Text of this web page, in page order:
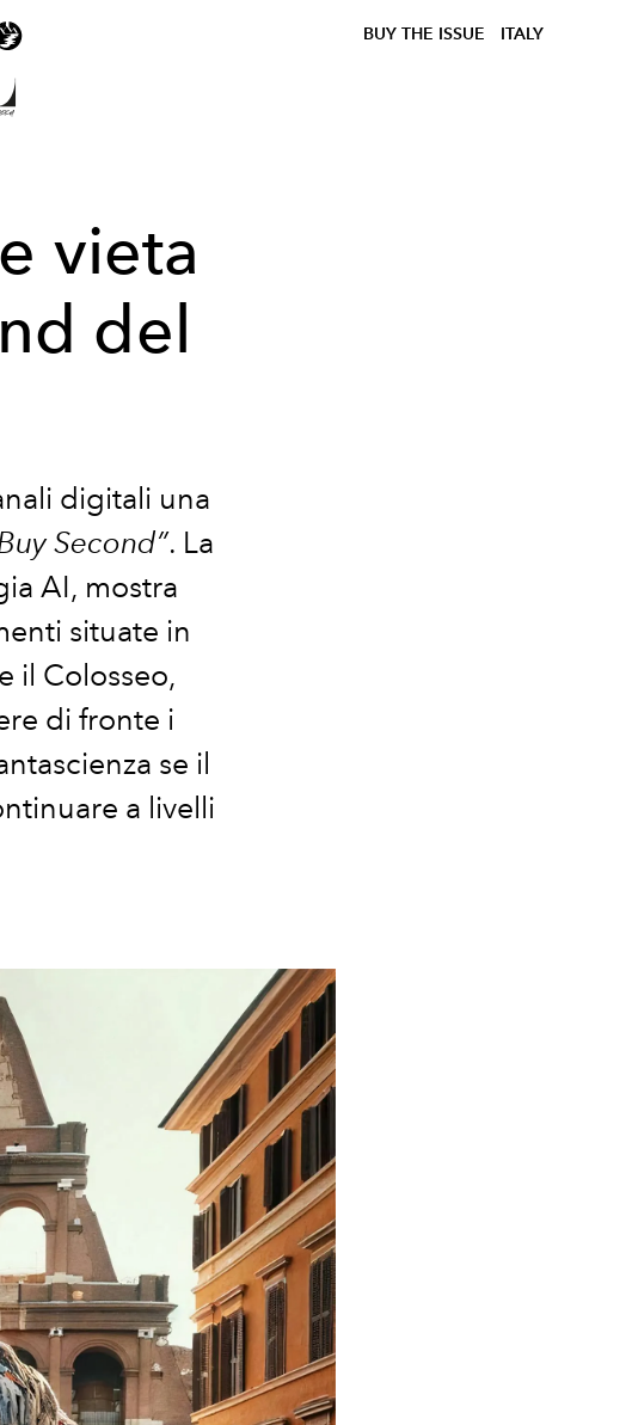
BUY THE ISSUE ITALY
vieta
del
digitali una
Second”. La
AI, mostra
situate in
il Colosseo,
di fronte i
se il
a livelli